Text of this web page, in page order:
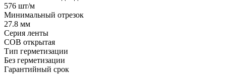
576 шт/м
Минимальный отрезок
27.8 мм
Серия ленты
COB открытая
Тип герметизации
Без герметизации
Гарантийный срок